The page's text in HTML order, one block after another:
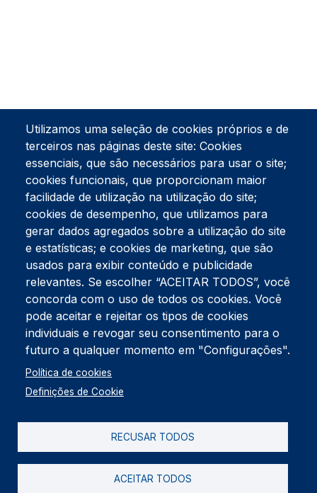
Tel:234 390 100Fax:234 390 100
Endereço Postal
Apartado 42
Rua Gil Eanes 31
3834-908 Gafanha da Nazaré
Estúdios
Rua Prior Guerra
Edifício do Centro Cultural da Gafanha da Nazaré
3830-556 Gafanha da Nazaré
Rodapé
Cookies
Política de Privacidade
Utilizamos uma seleção de cookies próprios e de
terceiros nas páginas deste site: Cookies
essenciais, que são necessários para usar o site;
cookies funcionais, que proporcionam maior
facilidade de utilização na utilização do site;
cookies de desempenho, que utilizamos para
gerar dados agregados sobre a utilização do site
e estatísticas; e cookies de marketing, que são
usados para exibir conteúdo e publicidade
relevantes. Se escolher “ACEITAR TODOS”, você
concorda com o uso de todos os cookies. Você
pode aceitar e rejeitar os tipos de cookies
individuais e revogar seu consentimento para o
futuro a qualquer momento em "Configurações".
Política de cookies
Definições de Cookie
RECUSAR TODOS
ACEITAR TODOS